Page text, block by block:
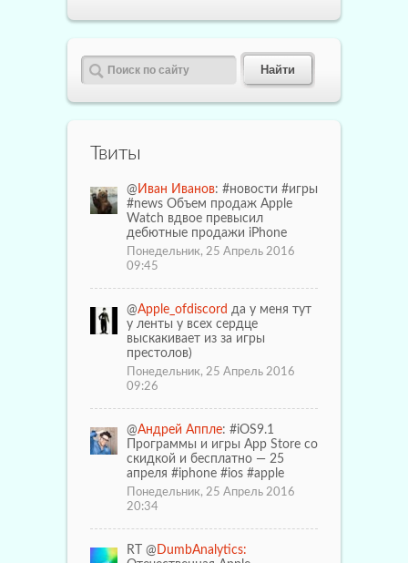
Твиты
@ Иван Иванов: #новости #игры
#news Объем продаж Apple
Watch вдвое превысил
дебютные продажи iPhone
Понедельник, 25 Апрель 2016
09:45
@Apple_ofdiscord да у меня тут
у ленты у всех сердце
выскакивает из за игры
престолов)
Понедельник, 25 Апрель 2016
09:26
@Андрей Аппле: #iOS9.1
Программы и игры App Store со
скидкой и бесплатно — 25
апреля #iphone #ios #apple
Понедельник, 25 Апрель 2016
20:34
RT @ DumbAnalytics: